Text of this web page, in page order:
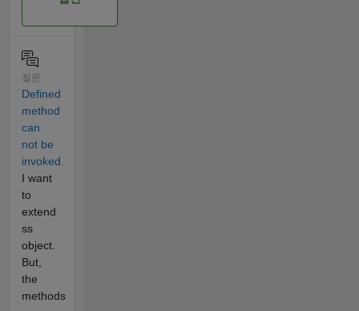
질문
Defined
method
can
not be
invoked.
I want
to
extend
ss
object.
But,
the
methods